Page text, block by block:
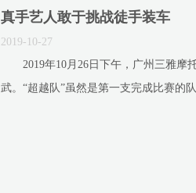
真手艺人敢于挑战徒手装车
2019-10-27
2019年10月26日下午，广州三雅摩
武。“超越队”虽然是第一支完成比赛的